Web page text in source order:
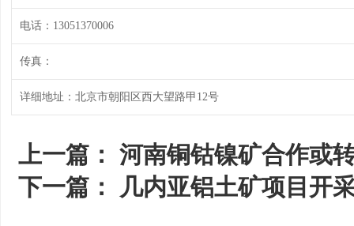
电话：13051370006
传真：
详细地址：北京市朝阳区西大望路甲12号
上一篇： 河南铜钴镍矿合作或
下一篇： 几内亚铝土矿项目开